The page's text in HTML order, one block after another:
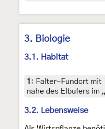
3. Biologie
3.1. Habitat
1 : Falter-Fundort mit
nahe des Elbufers im
3.2. Lebensweise